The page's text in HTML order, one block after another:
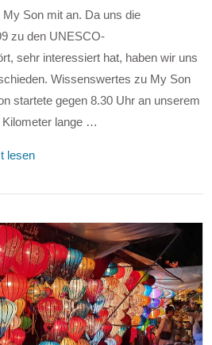
VIEW POST
Son mit an. Da uns die
zu den UNESCO-
sehr interessiert hat, haben wir uns
Wissenswertes zu My Son
startete gegen 8.30 Uhr an unserem
Kilometer lange …
lesen